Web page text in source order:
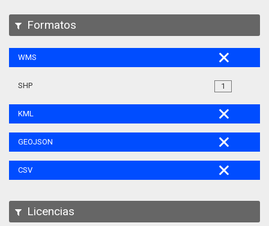
Formatos
WMS
1
SHP
KML
GEOJSON
CSV
Licencias